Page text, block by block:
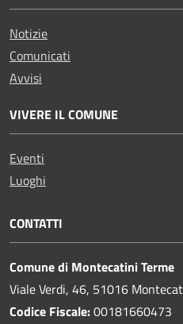
Notizie
Comunicati
Avvisi
VIVERE IL COMUNE
Eventi
Luoghi
CONTATTI
Comune di Montecatini Terme
Viale Verdi, 46, 51016
Codice Fiscale:00181660473